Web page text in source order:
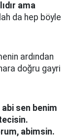
ama
da hep böyle
ardından
doğru gayri
abi sen benim
abimsin.